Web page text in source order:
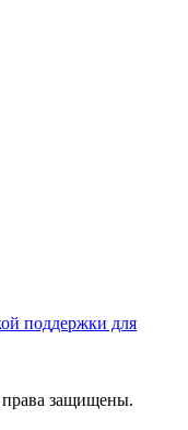
поддержки для
защищены.